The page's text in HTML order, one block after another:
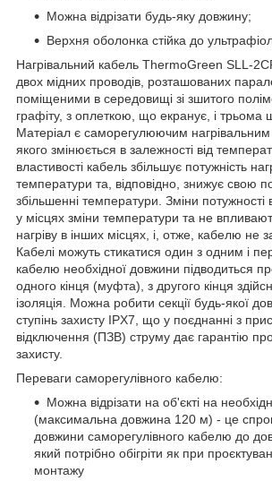
Можна відрізати будь-яку довжину;
Верхня оболонка стійка до
Нагрівальний кабель ThermoGreen SLL-
двох мідних проводів, розташованих
поміщеними в середовищі зі зшитого
графіту, з оплеткою, що екранує, і трьома
Матеріал є саморегулюючим
якого змінюється в залежності від
властивості кабель збільшує потужність
температури та, відповідно, знижує свою
збільшенні температури. Зміни
у місцях зміни температури та не
нагріву в інших місцях, і, отже, кабелю не
Кабелі можуть стикатися один з одним і
кабелю необхідної довжини підводиться
одного кінця (муфта), з другого кінця
ізоляція. Можна робити секції будь-якої
ступінь захисту IPX7, що у поєднанні з
відключення (ПЗВ) струму дає гарантію
захисту.
Переваги саморегулівного кабелю:
Можна відрізати на об'єкті на
(максимальна довжина 120 м) - це
довжини саморегулівного кабелю до
який потрібно обігріти як при
монтажу